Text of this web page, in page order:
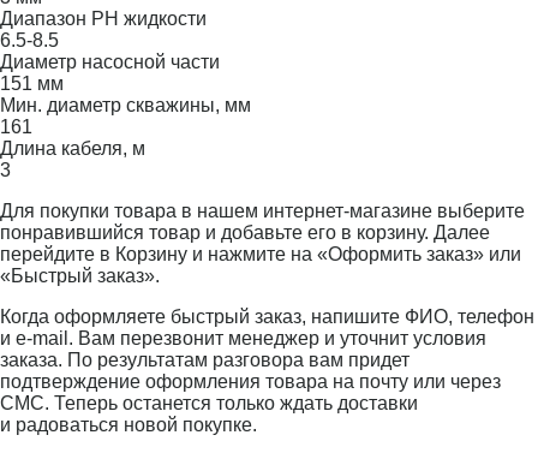
Диапазон PH жидкости
6.5-8.5
Диаметр насосной части
151 мм
Мин. диаметр скважины, мм
161
Длина кабеля, м
3
Для покупки товара в нашем интернет-магазине выберите
понравившийся товар и добавьте его в корзину. Далее
перейдите в Корзину и нажмите на «Оформить заказ» или
«Быстрый заказ».
Когда оформляете быстрый заказ, напишите ФИО, телефон
и e-mail. Вам перезвонит менеджер и уточнит условия
заказа. По результатам разговора вам придет
подтверждение оформления товара на почту или через
СМС. Теперь останется только ждать доставки
и радоваться новой покупке.